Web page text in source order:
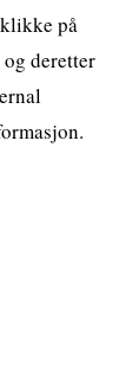
på
deretter